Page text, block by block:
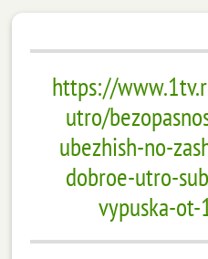
https://
utro/
ubezhish-no-
dobroe-utro-
vypuska-